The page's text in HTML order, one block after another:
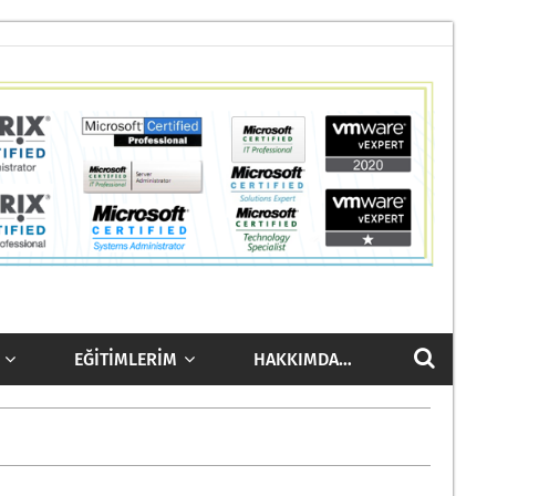
EĞITIMLERIM HAKKIMDA…